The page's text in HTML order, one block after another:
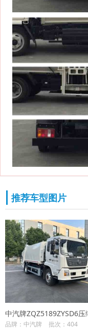
推荐车型图片
品牌：中汽牌 批次：404